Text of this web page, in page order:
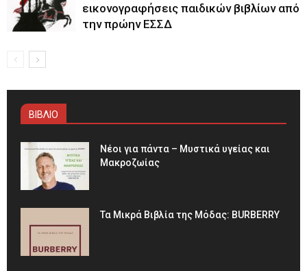
εικονογραφήσεις παιδικών βιβλίων από
την πρώην ΕΣΣΔ
ΒΙΒΛΙΟ
Νέοι για πάντα – Μυστικά υγείας και
Μακροζωίας
Τα Μικρά Βιβλία της Μόδας: BURBERRY